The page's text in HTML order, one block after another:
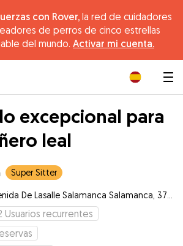
con Rover, la red de cuidadores
de perros de cinco estrellas
del mundo. Activar mi cuenta.
excepcional para
leal
Super Sitter
Usuarios recurrentes